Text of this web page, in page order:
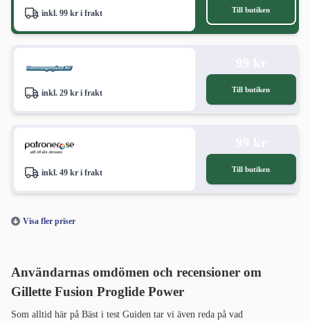
inkl. 99 kr i frakt Till butiken
inkl. 29 kr i frakt Till butiken
inkl. 49 kr i frakt Till butiken
Visa fler priser
Användarnas omdömen och recensioner om
Gillette Fusion Proglide Power
Som alltid här på Bäst i test Guiden tar vi även reda på vad